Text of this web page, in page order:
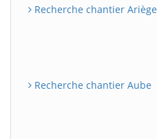
Recherche chantier Ariège
Recherche chantier Aube